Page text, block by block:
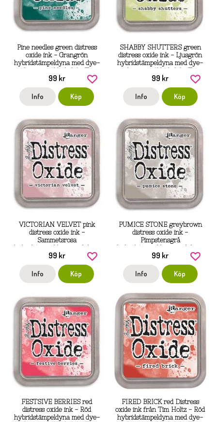
Pine needles green distress
oxide ink - Grangrön
hybridstämpeldyna med dye-
Holtz / Ranger ink
99 kr
Info Köp
SHABBY SHUTTERS green
distress oxide ink - Ljusgrön
hybridstämpeldyna med dye-
Holtz / Ranger
99 kr
Info Köp
VICTORIAN VELVET pink
distress oxide ink -
Sammetsrosa
och pigmentbläck från Tim
Holtz / Ranger
99 kr
Info Köp
PUMICE STONE greybrown
distress oxide ink -
Pimpstensgrå
och pigmentbläck från Tim
Holtz / Ranger
99 kr
Info Köp
FESTSIVE BERRIES red
distress oxide ink - Röd
hybridstämpeldyna med dye-
FIRED BRICK red Distress
oxide ink från Tim Holtz - Röd
hybridstämpeldyna med dye-